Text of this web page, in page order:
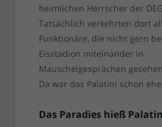
heimlichen Herrscher der
Tatsächlich verkehrten dort
Funktionäre, die nicht gern
Eisstadion miteinander in
Mauschelgesprächen
Da war das Palatini schon
Das Paradies hieß